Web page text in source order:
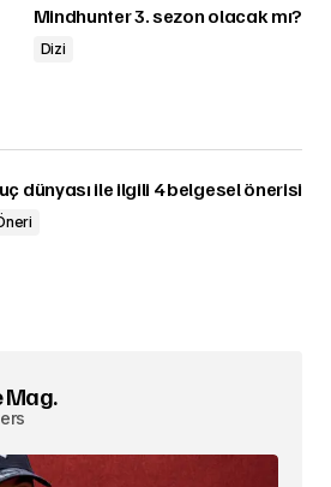
Mindhunter 3. sezon olacak mı?
Dizi
dünyası ile ilgili 4 belgesel önerisi
Mag.